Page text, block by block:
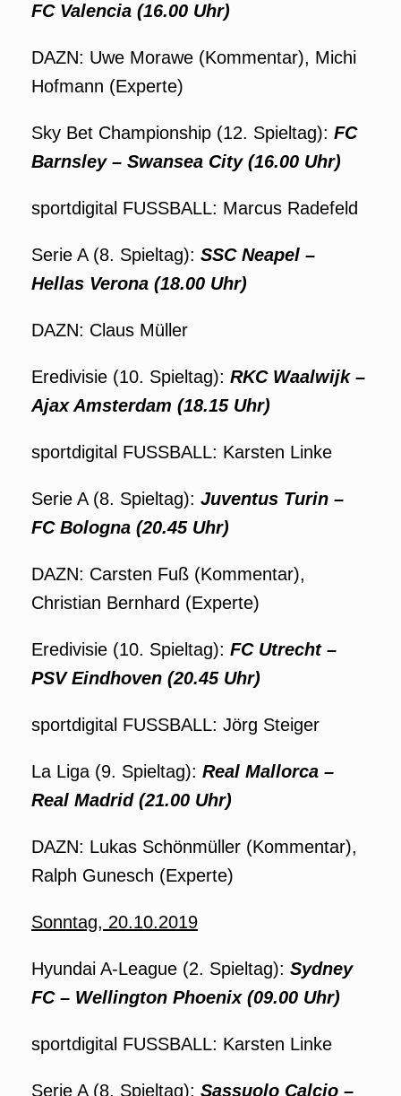
FC Valencia (16.00 Uhr)
DAZN: Uwe Morawe (Kommentar), Michi
Hofmann (Experte)
Sky Bet Championship (12. Spieltag): FC
Barnsley – Swansea City (16.00 Uhr)
sportdigital FUSSBALL: Marcus Radefeld
Serie A (8. Spieltag): SSC Neapel –
Hellas Verona (18.00 Uhr)
DAZN: Claus Müller
Eredivisie (10. Spieltag): RKC Waalwijk –
Ajax Amsterdam (18.15 Uhr)
sportdigital FUSSBALL: Karsten Linke
Serie A (8. Spieltag): Juventus Turin –
FC Bologna (20.45 Uhr)
DAZN: Carsten Fuß (Kommentar),
Christian Bernhard (Experte)
Eredivisie (10. Spieltag): FC Utrecht –
PSV Eindhoven (20.45 Uhr)
sportdigital FUSSBALL: Jörg Steiger
La Liga (9. Spieltag): Real Mallorca –
Real Madrid (21.00 Uhr)
DAZN: Lukas Schönmüller (Kommentar),
Ralph Gunesch (Experte)
Sonntag, 20.10.2019
Hyundai A-League (2. Spieltag): Sydney
FC – Wellington Phoenix (09.00 Uhr)
sportdigital FUSSBALL: Karsten Linke
Serie A (8. Spieltag): Sassuolo Calcio –